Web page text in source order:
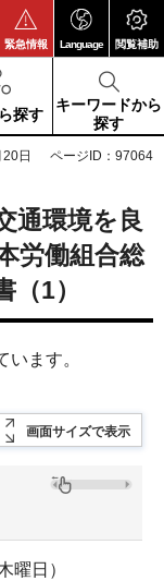
緊急情報 Language 閲覧補助
探す
キーワードから
探す
日 ページID：97064
通環境を良
労働組合総
1）
ます。
画面サイズで表示
曜日）